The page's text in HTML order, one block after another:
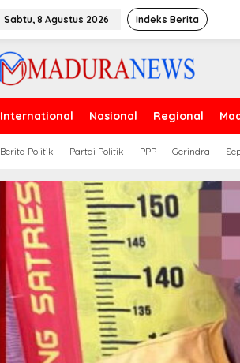
Sabtu, 8 Agustus 2026 Indeks Berita
International Nasional Regional
Berita Politik Partai Politik PPP Gerindra